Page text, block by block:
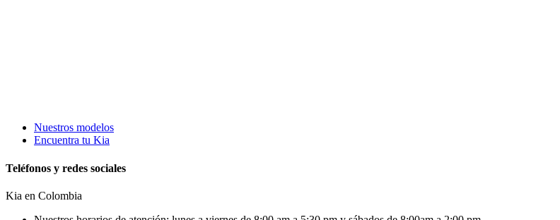
Nuestros modelos
Encuentra tu Kia
Teléfonos y redes sociales
Kia en Colombia